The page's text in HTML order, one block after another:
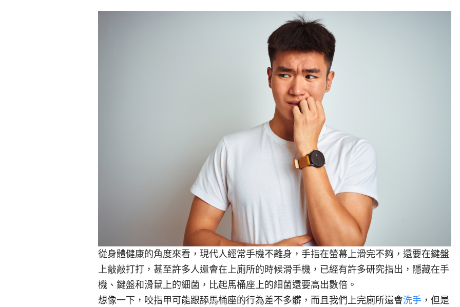
從身體健康的角度來看，現代人經常手機不離身，手指在螢幕上滑完不夠，還要在鍵盤
上敲敲打打，甚至許多人還會在上廁所的時候滑手機，已經有許多研究指出，隱藏在手
機、鍵盤和滑鼠上的細菌，比起馬桶座上的細菌還要高出數倍。
想像一下，咬指甲可能跟舔馬桶座的行為差不多髒，而且我們上完廁所還會洗手 ，但是